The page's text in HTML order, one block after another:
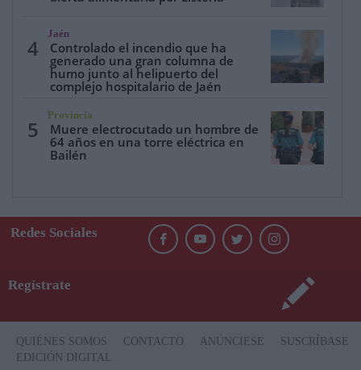
4
Jaén
Controlado el incendio que ha
generado una gran columna de
humo junto al helipuerto del
complejo hospitalario de Jaén
5
Provincia
Muere electrocutado un hombre de
64 años en una torre eléctrica en
Bailén
Redes Sociales
Regístrate
QUIÉNES SOMOS CONTACTO ANÚNCIESE
SUSCRÍBASE
EDICIÓN DIGITAL